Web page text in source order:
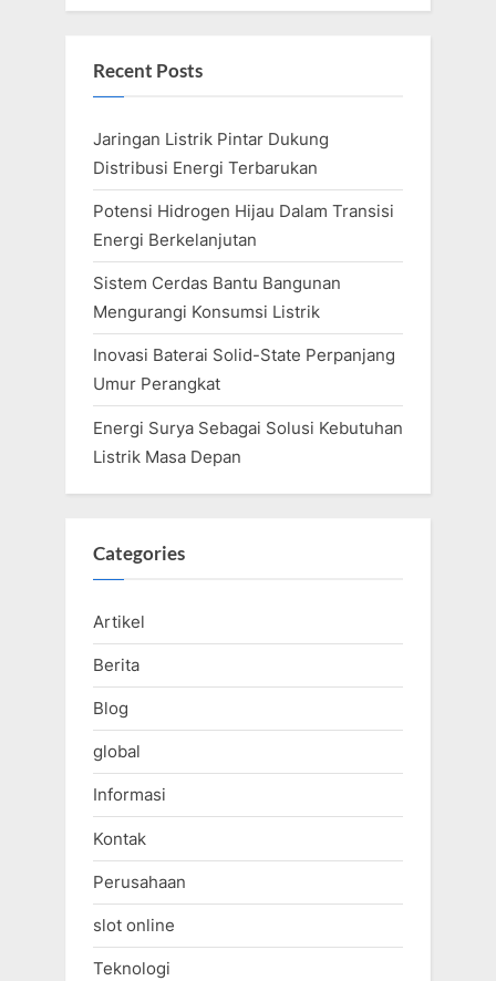
Recent Posts
Jaringan Listrik Pintar Dukung
Distribusi Energi Terbarukan
Potensi Hidrogen Hijau Dalam Transisi
Energi Berkelanjutan
Sistem Cerdas Bantu Bangunan
Mengurangi Konsumsi Listrik
Inovasi Baterai Solid-State Perpanjang
Umur Perangkat
Energi Surya Sebagai Solusi Kebutuhan
Listrik Masa Depan
Categories
Artikel
Berita
Blog
global
Informasi
Kontak
Perusahaan
slot online
Teknologi